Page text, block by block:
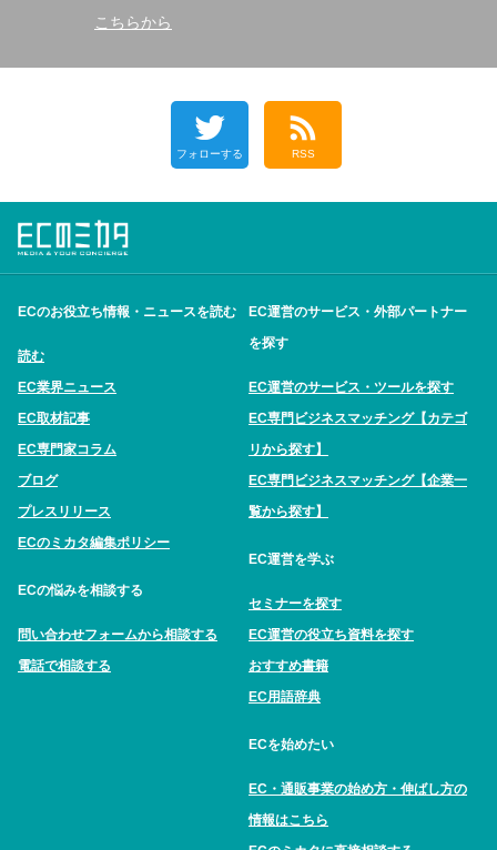
こちらから
フォローする RSS
ECのお役立ち情報・ニュースを読む
読む
EC業界ニュース
EC取材記事
EC専門家コラム
ブログ
プレスリリース
ECのミカタ編集ポリシー
ECの悩みを相談する
問い合わせフォームから相談する
電話で相談する
EC運営のサービス・外部パートナー
を探す
EC運営のサービス・ツールを探す
EC専門ビジネスマッチング【カテゴ
リから探す】
EC専門ビジネスマッチング【企業一
覧から探す】
EC運営を学ぶ
セミナーを探す
EC運営の役立ち資料を探す
おすすめ書籍
EC用語辞典
ECを始めたい
EC・通販事業の始め方・伸ばし方の
情報はこちら